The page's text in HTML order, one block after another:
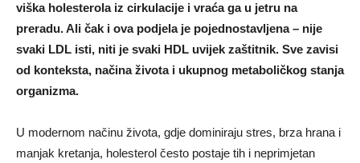
viška holesterola iz cirkulacije i vraća ga u jetru na
preradu. Ali čak i ova podjela je pojednostavljena – nije
svaki LDL isti, niti je svaki HDL uvijek zaštitnik. Sve zavisi
od konteksta, načina života i ukupnog metaboličkog stanja
organizma.
U modernom načinu života, gdje dominiraju stres, brza hrana i
manjak kretanja, holesterol često postaje tih i neprimjetan